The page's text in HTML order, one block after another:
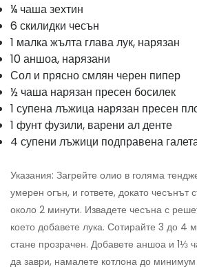
¼ чаша зехтин
6 скилидки чесън
1 малка жълта глава лук, нарязан
10 аншоа, нарязани
Сол и прясно смлян черен пипер
½ чаша нарязан пресен босилек
1 супена лъжица нарязан пресен
1 фунт фузили, варени ал денте
4 супени лъжици подправена
Указания: Загрейте олио в голяма
умерен огън, и гответе, докато чесънът
около 2 минути. Извадете чесъна с
което добавете лука. Сотирайте 3 до 4
стане прозрачен. Добавете аншоа и 1⅓
да заври, намалете котлона до